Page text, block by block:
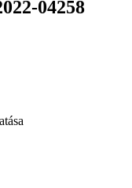
04258